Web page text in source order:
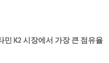
민 K2 시장에서 가장 큰 점유율